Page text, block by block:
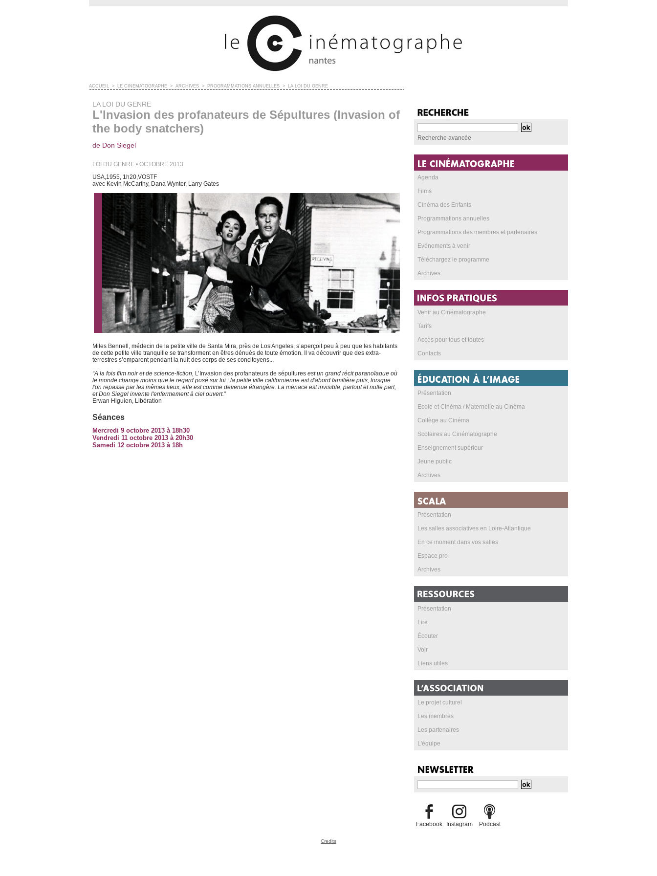
ACCUEIL > LE CINÉMATOGRAPHE > ARCHIVES > PROGRAMMATIONS ANNUELLES > LA LOI DU GENRE
LA LOI DU GENRE
L'Invasion des profanateurs de Sépultures (Invasion of
the body snatchers)
de Don Siegel
LOI DU GENRE • OCTOBRE 2013
USA,1955, 1h20,VOSTF
avec Kevin McCarthy, Dana Wynter, Larry Gates
Miles Bennell, médecin de la petite ville de Santa Mira, près de Los Angeles, s’aperçoit peu à peu que les habitants
de cette petite ville tranquille se transforment en êtres dénués de toute émotion. Il va découvrir que des extra-
terrestres s’emparent pendant la nuit des corps de ses concitoyens...
“A la fois film noir et de science-fiction, L’Invasion des profanateurs de sépultures est un grand récit paranoïaque où
le monde change moins que le regard posé sur lui : la petite ville californienne est d'abord familière puis, lorsque
l'on repasse par les mêmes lieux, elle est comme devenue étrangère. La menace est invisible, partout et nulle part,
et Don Siegel invente l'enfermement à ciel ouvert.”
Erwan Higuien, Libération
Séances
Mercredi 9 octobre 2013 à 18h30
Vendredi 11 octobre 2013 à 20h30
Samedi 12 octobre 2013 à 18h
Recherche avancée
Agenda
Films
Cinéma des Enfants
Programmations annuelles
Programmations des membres et partenaires
Evénements à venir
Téléchargez le programme
Archives
Venir au Cinématographe
Tarifs
Accès pour tous et toutes
Contacts
Présentation
Ecole et Cinéma / Maternelle au Cinéma
Collège au Cinéma
Scolaires au Cinématographe
Enseignement supérieur
Jeune public
Archives
Présentation
Les salles associatives en Loire-Atlantique
En ce moment dans vos salles
Espace pro
Archives
Présentation
Lire
Écouter
Voir
Liens utiles
Le projet culturel
Les membres
Les partenaires
L'équipe
Facebook Instagram Podcast
Credits